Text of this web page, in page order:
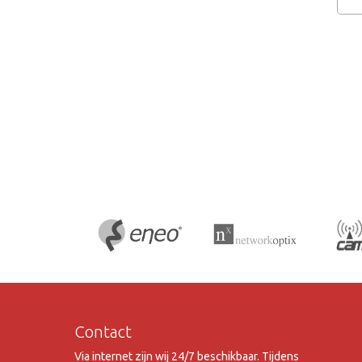
Contact
Via internet zijn wij 24/7 beschikbaar. Tijdens